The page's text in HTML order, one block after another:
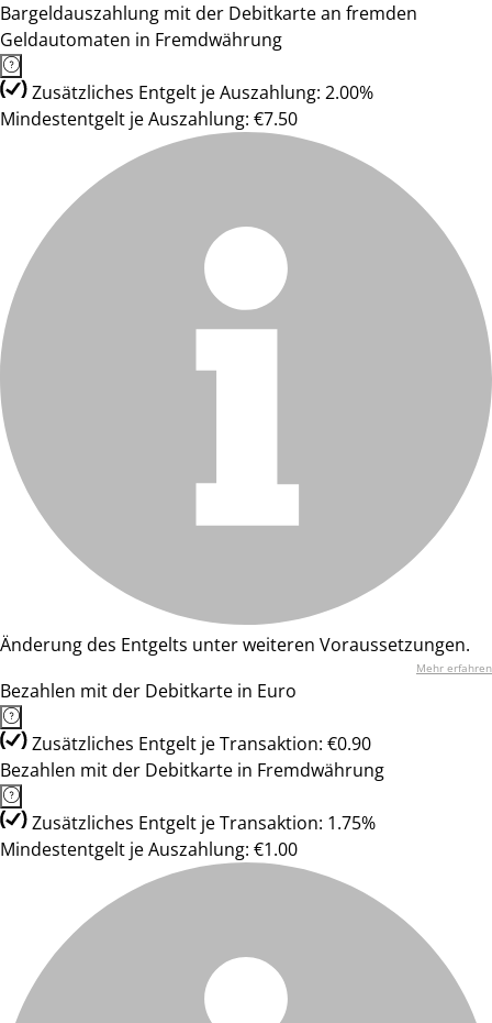
Bargeldauszahlung mit der Debitkarte an fremden
Geldautomaten in Fremdwährung
Zusätzliches Entgelt je Auszahlung: 2.00%
Mindestentgelt je Auszahlung: €7.50
Änderung des Entgelts unter weiteren Voraussetzungen.
Mehr erfahren
Bezahlen mit der Debitkarte in Euro
Zusätzliches Entgelt je Transaktion: €0.90
Bezahlen mit der Debitkarte in Fremdwährung
Zusätzliches Entgelt je Transaktion: 1.75%
Mindestentgelt je Auszahlung: €1.00